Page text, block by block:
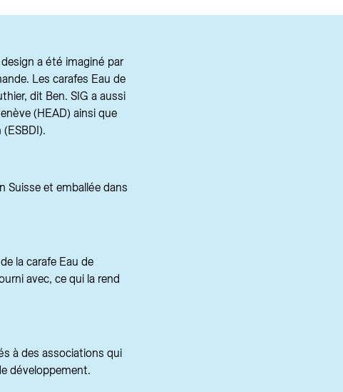
a été imaginé par
Les carafes Eau de
dit Ben. SIG a aussi
(HEAD) ainsi que
Suisse et emballée dans
la carafe Eau de
avec, ce qui la rend
à des associations qui
développement.